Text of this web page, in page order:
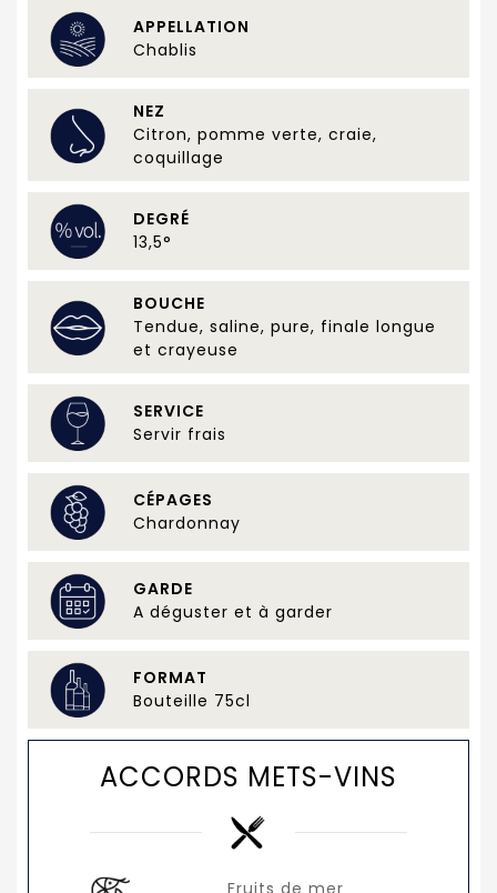
APPELLATION
Chablis
NEZ
Citron, pomme verte, craie,
coquillage
DEGRÉ
13,5°
BOUCHE
Tendue, saline, pure, finale longue
et crayeuse
SERVICE
Servir frais
CÉPAGES
Chardonnay
GARDE
A déguster et à garder
FORMAT
Bouteille 75cl
ACCORDS METS-VINS
Fruits de mer